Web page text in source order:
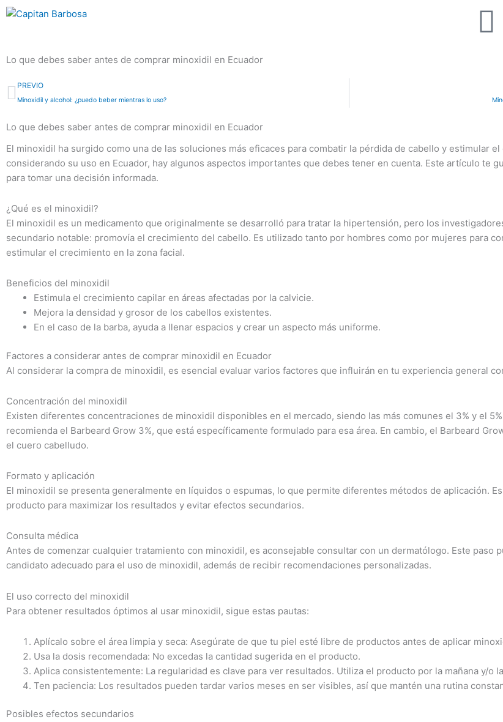
Lo que debes saber antes de comprar minoxidil en Ecuador
Prev
PREVIO
Minoxidil y alcohol: ¿puedo beber mientras lo uso?
Lo que debes saber antes de comprar minoxidil en Ecuador
El minoxidil ha surgido como una de las soluciones más eficaces para combatir la pérdida de cabello y estimular
considerando su uso en Ecuador, hay algunos aspectos importantes que debes tener en cuenta. Este artículo te
para tomar una decisión informada.
¿Qué es el minoxidil?
El minoxidil es un medicamento que originalmente se desarrolló para tratar la hipertensión, pero los
secundario notable: promovía el crecimiento del cabello. Es utilizado tanto por hombres como por mujeres para
estimular el crecimiento en la zona facial.
Beneficios del minoxidil
Estimula el crecimiento capilar en áreas afectadas por la calvicie.
Mejora la densidad y grosor de los cabellos existentes.
En el caso de la barba, ayuda a llenar espacios y crear un aspecto más uniforme.
Factores a considerar antes de comprar minoxidil en Ecuador
Al considerar la compra de minoxidil, es esencial evaluar varios factores que influirán en tu experiencia general
Concentración del minoxidil
Existen diferentes concentraciones de minoxidil disponibles en el mercado, siendo las más comunes el 3% y el
recomienda el Barbeard Grow 3%, que está específicamente formulado para esa área. En cambio, el Barbeard
el cuero cabelludo.
Formato y aplicación
El minoxidil se presenta generalmente en líquidos o espumas, lo que permite diferentes métodos de aplicación.
producto para maximizar los resultados y evitar efectos secundarios.
Consulta médica
Antes de comenzar cualquier tratamiento con minoxidil, es aconsejable consultar con un dermatólogo. Este paso
candidato adecuado para el uso de minoxidil, además de recibir recomendaciones personalizadas.
El uso correcto del minoxidil
Para obtener resultados óptimos al usar minoxidil, sigue estas pautas:
Aplícalo sobre el área limpia y seca: Asegúrate de que tu piel esté libre de productos antes de aplicar
Usa la dosis recomendada: No excedas la cantidad sugerida en el producto.
Aplica consistentemente: La regularidad es clave para ver resultados. Utiliza el producto por la mañana y/o
Ten paciencia: Los resultados pueden tardar varios meses en ser visibles, así que mantén una rutina
Posibles efectos secundarios